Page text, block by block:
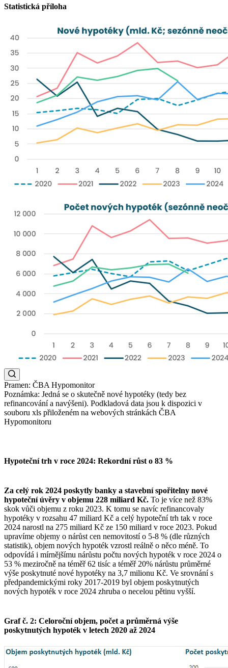
Statistická příloha
Pramen: ČBA Hypomonitor
Poznámka: Jedná se o skutečně nové hypotéky (tedy bez
refinancování a navýšeni). Podkladová data jsou k dispozici v
souboru xls přiloženém na webových stránkách ČBA
Hypomonitoru
Hypoteční trh v roce 2024: Rekordní růst o 83 %
Za celý rok 2024 poskytly banky a stavební spořitelny nové
hypoteční úvěry v objemu 228 miliard Kč. To je více než 83%
skok vůči objemu z roku 2023. K tomu se navíc refinancovaly
hypotéky v rozsahu 47 miliard Kč a celý hypoteční trh tak v roce
2024 narostl na 275 miliard Kč ze 150 miliard v roce 2023. Pokud
upravíme objemy o nárůst cen nemovitostí o 5-8 % (dle různých
statistik), objem nových hypoték vzrostl reálně o něco méně. To
odpovídá i mírnějšímu nárůstu počtu nových hypoték v roce 2024 o
53 % meziročně na téměř 62 tisíc a téměř 20% nárůstu průměrné
výše poskytnuté nové hypotéky na 3,7 milionu Kč. Ve srovnání s
předpandemickými roky 2017-2019 byl objem poskytnutých
nových hypoték v roce 2024 zhruba o necelou pětinu vyšší.
Graf č. 2: Celoroční objem, počet a průměrná výše
poskytnutých hypoték v letech 2020 až 2024